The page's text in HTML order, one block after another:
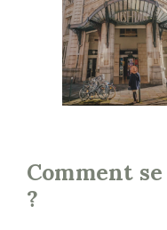
Comment
?